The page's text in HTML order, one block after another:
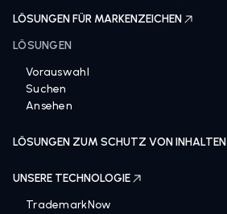
LÖSUNGEN FÜR MARKENZEICHEN
LÖSUNGEN
Vorauswahl
Suchen
Ansehen
LÖSUNGEN ZUM SCHUTZ VON INHALTEN
UNSERE TECHNOLOGIE
TrademarkNow